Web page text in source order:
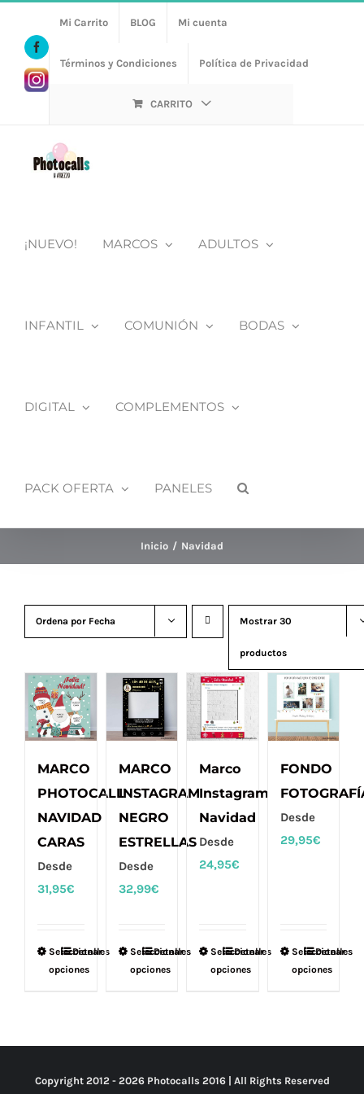
contenidoFacebook
Https://www.instagram.com/photocalls_y_atrezzo/
Mi Carrito BLOG Mi cuenta
Términos y Condiciones Política de Privacidad
CARRITO
¡NUEVO! MARCOS ADULTOS
INFANTIL COMUNIÓN BODAS
DIGITAL COMPLEMENTOS
PACK OFERTA PANELES
Inicio Navidad
Ordena por Fecha Mostrar 30
productos
MARCO
PHOTOCALL
NAVIDAD
CARAS
Desde
31,95€
Seleccionar
opciones
Este
producto
variantes.
opciones
Detalles
MARCO
INSTAGRAM
NEGRO
ESTRELLAS
Desde
32,99€
Seleccionar
opciones
Este
producto
variantes.
opciones
Detalles
Marco
Instagram
Navidad
Desde
24,95€
Seleccionar
opciones
Este
producto
variantes.
opciones
Detalles
FONDO
Desde
29,95€
Seleccionar
opciones
Este
producto
variantes.
opciones
Detalles
Copyright 2012 - 2026 Photocalls 2016| All Rights Reserved